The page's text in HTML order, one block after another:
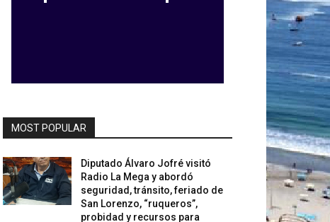
MOST POPULAR
Diputado Álvaro Jofré visitó
Radio La Mega y abordó
seguridad, tránsito, feriado de
San Lorenzo, “ruqueros”,
probidad y recursos para